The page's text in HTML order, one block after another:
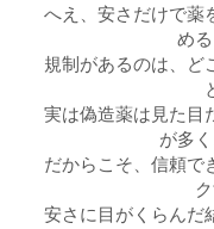
へえ、安さだけで薬
め
規制があるのは、ど
実は偽造薬は見た目
が多
だからこそ、信頼で
安さに目がくらんだ